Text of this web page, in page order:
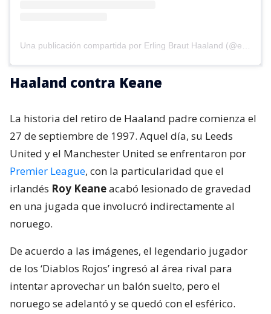
Una publicación compartida por Erling Braut Haaland (@erling)
Haaland contra Keane
La historia del retiro de Haaland padre comienza el
27 de septiembre de 1997. Aquel día, su Leeds
United y el Manchester United se enfrentaron por
Premier League, con la particularidad que el
irlandés Roy Keaneacabó lesionado de gravedad
en una jugada que involucró indirectamente al
noruego.
De acuerdo a las imágenes, el legendario jugador
de los ‘Diablos Rojos’ ingresó al área rival para
intentar aprovechar un balón suelto, pero el
noruego se adelantó y se quedó con el esférico.